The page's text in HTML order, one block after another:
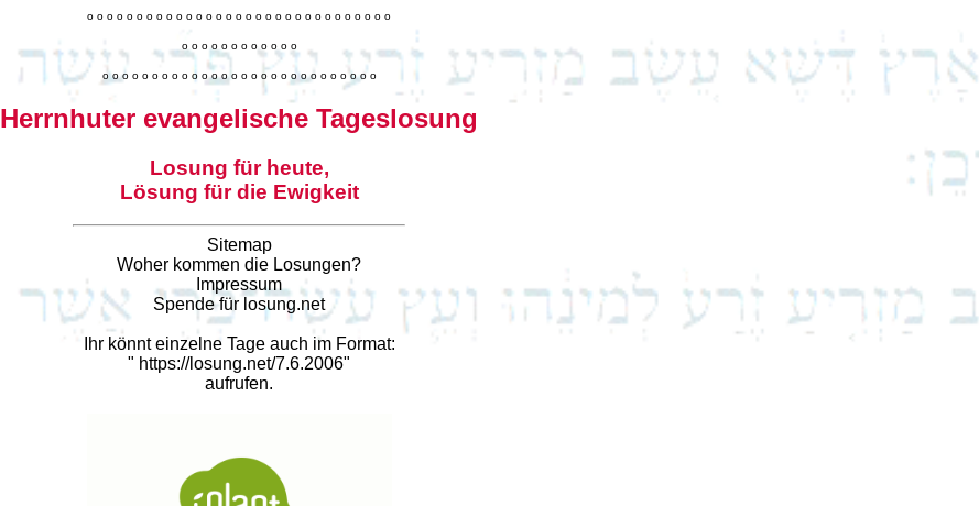
o o o o o o o o o o o o o o o o o o o o o o o o o o o o o o o
o o o o o o o o o o o o
o o o o o o o o o o o o o o o o o o o o o o o o o o o o
Herrnhuter evangelische Tageslosung
Losung für heute,
Lösung für die Ewigkeit
Sitemap
Woher kommen die Losungen?
Impressum
Spende für losung.net
Ihr könnt einzelne Tage auch im Format:
" https://losung.net/7.6.2006"
aufrufen.